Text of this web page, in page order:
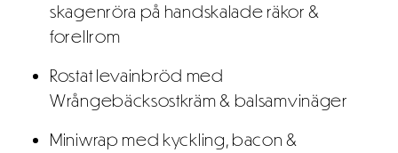
skagenröra på handskalade räkor &
forellrom
Rostat levainbröd med
Wrångebäcksostkräm & balsamvinäger
Miniwrap med kyckling, bacon &